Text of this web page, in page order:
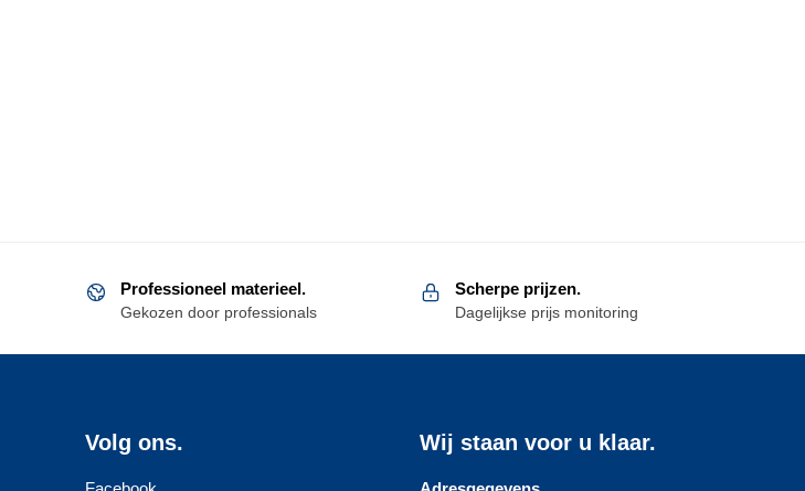
Professioneel materieel.
Gekozen door professionals
Scherpe prijzen.
Dagelijkse prijs monitoring
Volg ons. Wij staan voor u klaar.